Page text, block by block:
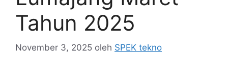
Tahun 2025
November 3, 2025 oleh SPEK tekno